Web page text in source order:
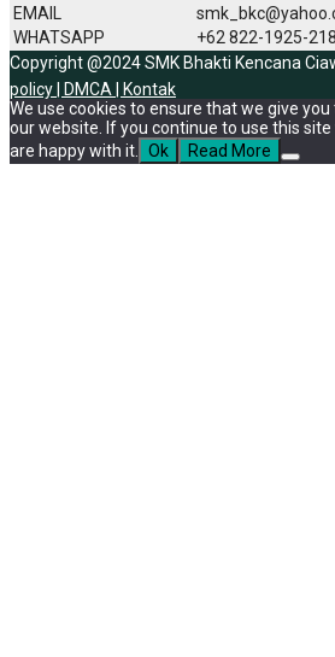
EMAIL
WHATSAPP
+62 822-1925-
Copyright @2024 SMK Bhakti Kencana
policy | DMCA | Kontak
We use cookies to ensure that we give
our website. If you continue to use this
are happy with it.
Ok Read More